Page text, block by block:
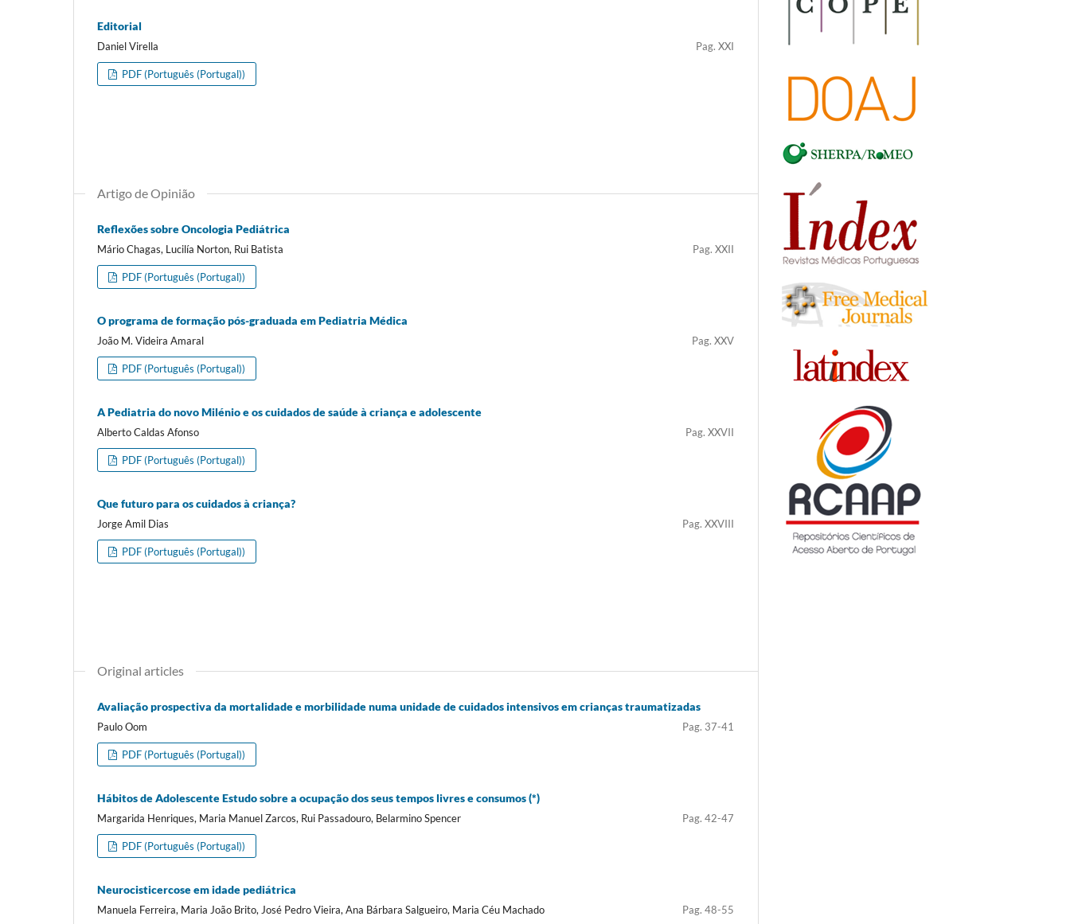
Editorial
Daniel Virella Pag. XXI
PDF (Português (Portugal))
Artigo de Opinião
Reflexões sobre Oncologia Pediátrica
Mário Chagas, Lucilía Norton, Rui Batista Pag. XXII
PDF (Português (Portugal))
O programa de formação pós-graduada em Pediatria Médica
João M. Videira Amaral Pag. XXV
PDF (Português (Portugal))
A Pediatria do novo Milénio e os cuidados de saúde à criança e adolescente
Alberto Caldas Afonso Pag. XXVII
PDF (Português (Portugal))
Que futuro para os cuidados à criança?
Jorge Amil Dias Pag. XXVIII
PDF (Português (Portugal))
Original articles
Avaliação prospectiva da mortalidade e morbilidade numa unidade de cuidados intensivos em crianças traumatizadas
Paulo Oom Pag. 37-41
PDF (Português (Portugal))
Hábitos de Adolescente Estudo sobre a ocupação dos seus tempos livres e consumos (*)
Margarida Henriques, Maria Manuel Zarcos, Rui Passadouro, Belarmino Spencer Pag. 42-47
PDF (Português (Portugal))
Neurocisticercose em idade pediátrica
Manuela Ferreira, Maria João Brito, José Pedro Vieira, Ana Bárbara Salgueiro, Maria Céu Machado Pag. 48-55